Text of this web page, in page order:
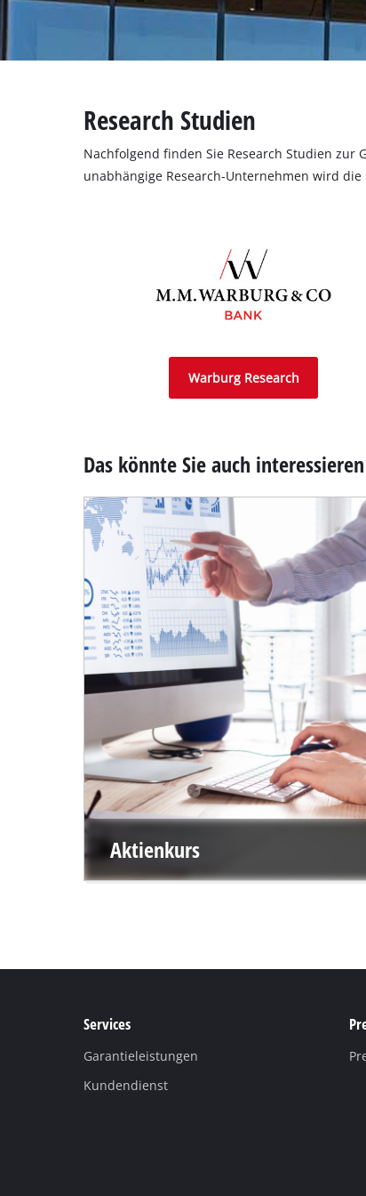
Research Studien
Nachfolgend finden Sie Research Studien zur
unabhängige Research-Unternehmen wird
Warburg Research
Das könnte Sie auch interessieren
Aktienkurs
Services
Garantieleistungen
Kundendienst